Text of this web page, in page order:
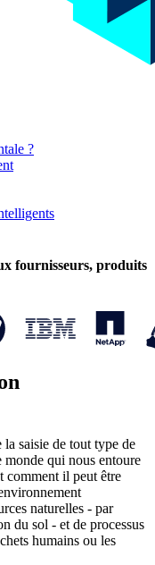
?
fournisseurs, produits
saisie de tout type de
monde qui nous entoure
comment il peut être
naturelles - par
du sol - et de processus
humains ou les